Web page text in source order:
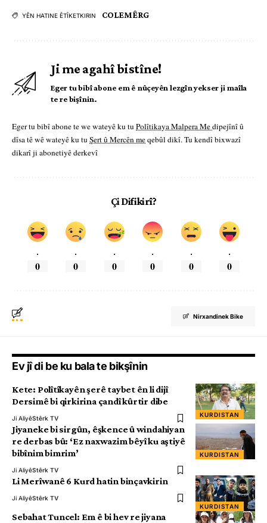
YÊN HATINE ÊTÎKETKIRIN COLEMÊRG
Ji me agahî bistîne!
Eger tu bibî abone em ê nûçeyên lezgîn yekser ji maîla
te re bişînin.
Eger tu bibî abone te we wateyê ku tu Polîtikaya Malpera Medipejînî û
dîsa tê wê wateyê ku tu Şert û Mercên meqebûl dikî. Tu kendî bixwazî
dikarî ji abonetiyê derkevî
Çi Difikirî?
.
0
.
0
.
0
.
0
.
0
.
0
Nirxandinek Bike
Ev jî di be ku bala te bikşînin
KURDISTAN
Kete: Polîtîkayên şerê taybet ên li dijî
Dersimê bi qirkirina çandî kûrtir dibe
Ji AliyêStêrk TV
KURDISTAN
Jiyaneke bi sirgûn, êşkence û windahiyan
re derbas bû: ‘Ez naxwazim bêyî ku aştiyê
bibînim bimrim’
Ji AliyêStêrk TV
KURDISTAN
Li Merîwanê 6 Kurd hatin binçavkirin
Ji AliyêStêrk TV
Sebahat Tuncel: Em ê bi hev re jiyana